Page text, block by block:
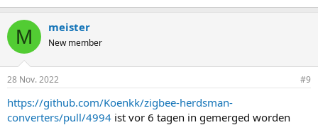
M meister
New member
28 Nov. 2022 #9
https://github.com/Koenkk/zigbee-herdsman-
converters/pull/4994 ist vor 6 tagen in gemerged worden